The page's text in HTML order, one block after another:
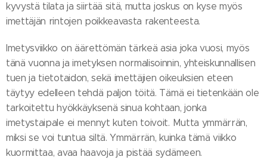
kyvystä tilata ja siirtää sitä, mutta joskus on kyse myös
imettäjän rintojen poikkeavasta rakenteesta.
Imetysviikko on äärettömän tärkeä asia joka vuosi, myös
tänä vuonna ja imetyksen normalisoinnin, yhteiskunnallisen
tuen ja tietotaidon, sekä imettäjien oikeuksien eteen
täytyy edelleen tehdä paljon töitä. Tämä ei tietenkään ole
tarkoitettu hyökkäyksenä sinua kohtaan, jonka
imetystaipale ei mennyt kuten toivoit. Mutta ymmärrän,
miksi se voi tuntua siltä. Ymmärrän, kuinka tämä viikko
kuormittaa, avaa haavoja ja pistää sydämeen.